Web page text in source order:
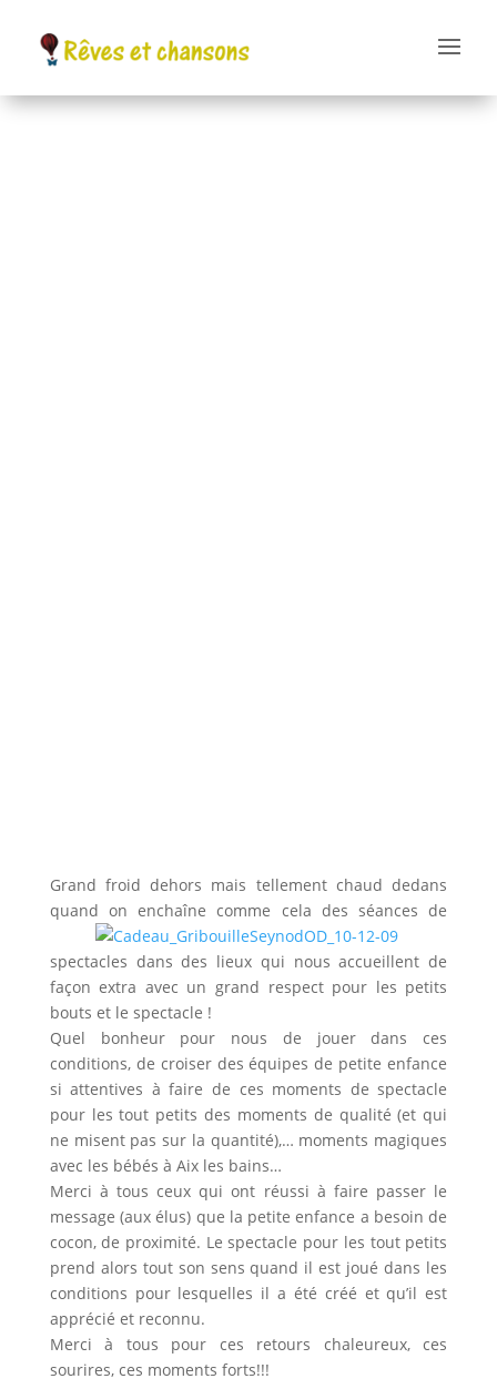
Grand froid dehors mais tellement chaud dedans
quand on enchaîne comme cela des séances de
spectacles dans des lieux qui nous accueillent de
façon extra avec un grand respect pour les petits
bouts et le spectacle !
Quel bonheur pour nous de jouer dans ces
conditions, de croiser des équipes de petite enfance
si attentives à faire de ces moments de spectacle
pour les tout petits des moments de qualité (et qui
ne misent pas sur la quantité),… moments magiques
avec les bébés à Aix les bains…
Merci à tous ceux qui ont réussi à faire passer le
message (aux élus) que la petite enfance a besoin de
cocon, de proximité. Le spectacle pour les tout petits
prend alors tout son sens quand il est joué dans les
conditions pour lesquelles il a été créé et qu’il est
apprécié et reconnu.
Merci à tous pour ces retours chaleureux, ces
sourires, ces moments forts!!!